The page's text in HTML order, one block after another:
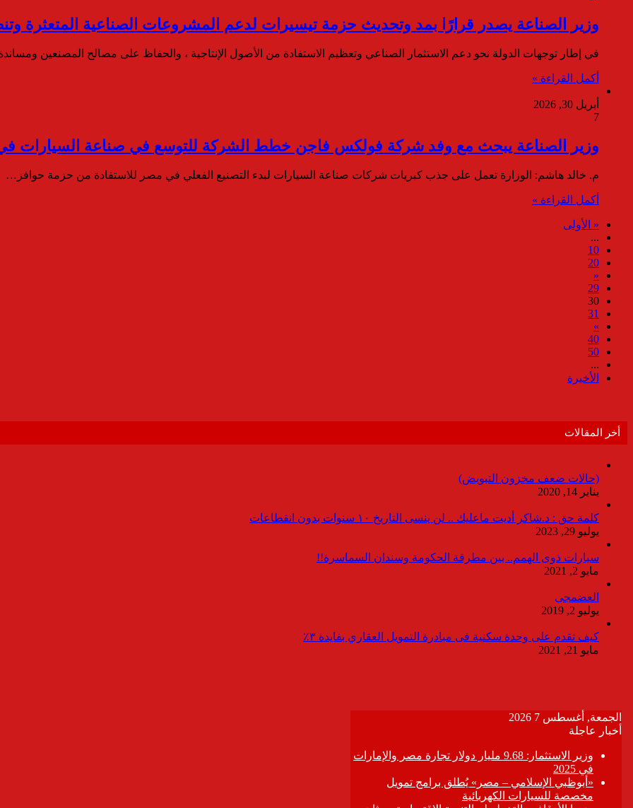
وزير الصناعة يصدر قرارًا بمد وتحديث حزمة تيسيرات لدعم المشروعات الصناعية المتعثرة
في إطار توجهات الدولة نحو دعم الاستثمار الصناعي وتعظيم الاستفادة من الأصول الإنتاجية ، والحفاظ على مصالح المصنعين
أكمل القراءة »
أبريل 30, 2026
7
وزير الصناعة يبحث مع وفد شركة فولكس فاجن خطط الشركة للتوسع في صناعة السيارات في
م. خالد هاشم: الوزارة تعمل على جذب كبريات شركات صناعة السيارات لبدء التصنيع الفعلي في مصر للاستفادة من حزمة حوافز…
أكمل القراءة »
« الأولى
...
10
20
«
29
30
31
»
40
50
...
الأخيرة
أخر المقالات
(حالات ضعف مخزون التبويض)
يناير 14, 2020
كلمة حق : د.شاكر أديت ماعليك .. لن ينسى التاريخ ١٠ سنوات بدون انقطاعات
يوليو 29, 2023
سيارات ذوى الهمم.. بين مطرقة الحكومة وسندان السماسرة!!
مايو 2, 2021
العضمجى
يوليو 2, 2019
كيف تقدم على وحدة سكنية فى مبادرة التمويل العقاري بفايدة ٣٪
مايو 21, 2021